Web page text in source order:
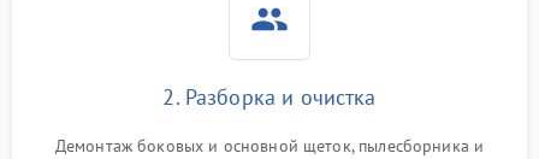
2. Разборка и очистка
Демонтаж боковых и основной щеток, пылесборника и